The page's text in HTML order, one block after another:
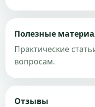
Полезные
Практические
вопросам.
Отзывы